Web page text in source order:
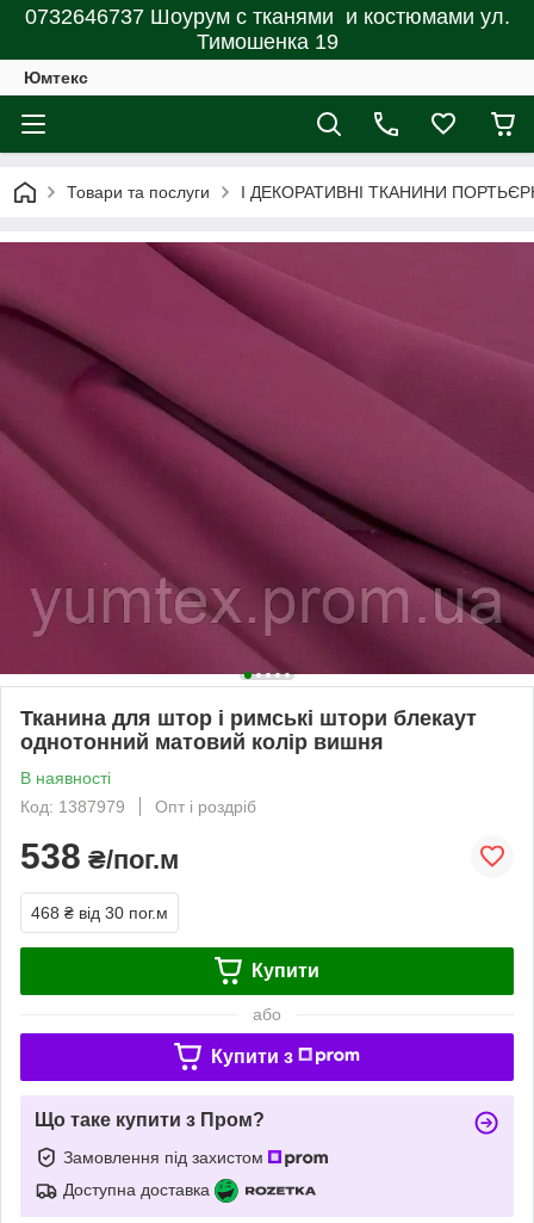
0732646737 Шоурум с тканями и костюмами ул.
Тимошенка 19
Юмтекс
Товари та послуги І ДЕКОРАТИВНІ ТКАНИНИ
Тканина для штор і римські штори блекаут
однотонний матовий колір вишня
В наявності
Код: 1387979
Опт і роздріб
538 ₴/пог.м
468 ₴ від 30 пог.м
Купити
або
Купити з
Що таке купити з Пром?
Замовлення під захистом
Доступна доставка